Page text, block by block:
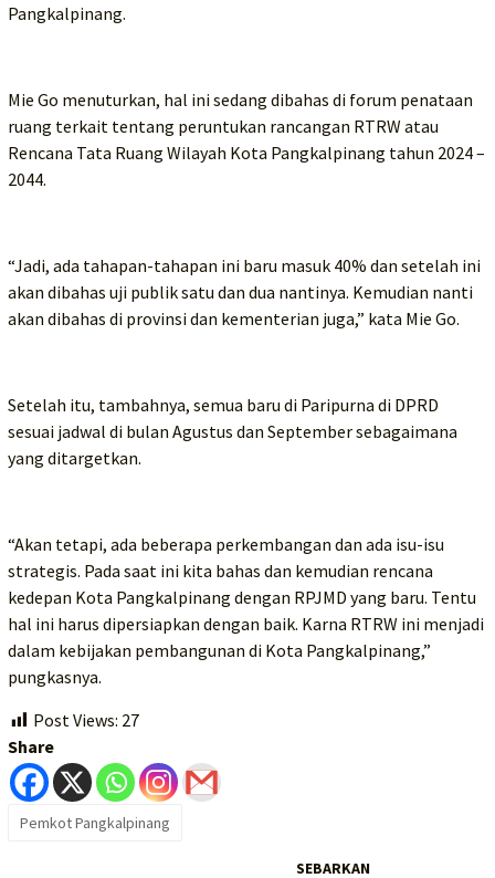
Pangkalpinang.
Mie Go menuturkan, hal ini sedang dibahas di forum penataan
ruang terkait tentang peruntukan rancangan RTRW atau
Rencana Tata Ruang Wilayah Kota Pangkalpinang tahun 2024 –
2044.
“Jadi, ada tahapan-tahapan ini baru masuk 40% dan setelah ini
akan dibahas uji publik satu dan dua nantinya. Kemudian nanti
akan dibahas di provinsi dan kementerian juga,” kata Mie Go.
Setelah itu, tambahnya, semua baru di Paripurna di DPRD
sesuai jadwal di bulan Agustus dan September sebagaimana
yang ditargetkan.
“Akan tetapi, ada beberapa perkembangan dan ada isu-isu
strategis. Pada saat ini kita bahas dan kemudian rencana
kedepan Kota Pangkalpinang dengan RPJMD yang baru. Tentu
hal ini harus dipersiapkan dengan baik. Karna RTRW ini menjadi
dalam kebijakan pembangunan di Kota Pangkalpinang,”
pungkasnya.
Post Views: 27
Share
Pemkot Pangkalpinang
SEBARKAN